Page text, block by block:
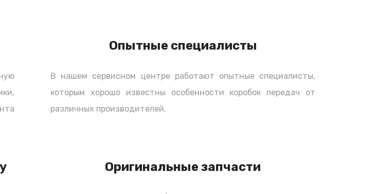
и стоимость
Опытные специалисты
В нашем сервисном центре работают опытные специалисты,
которым хорошо известны особенности коробок передач от
различных производителей.
Оригинальные запчасти